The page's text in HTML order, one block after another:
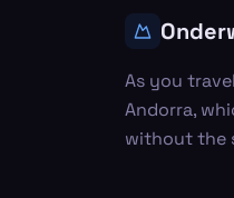
As you
Andorra,
without the